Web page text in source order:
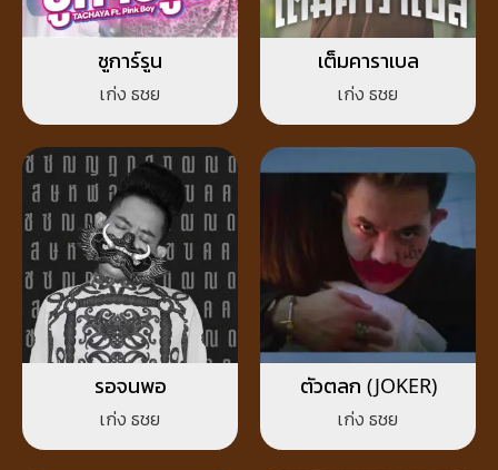
ชูการ์รูน
เก่ง ธชย
เต็มคาราเบล
เก่ง ธชย
รอจนพอ
เก่ง ธชย
ตัวตลก (JOKER)
เก่ง ธชย